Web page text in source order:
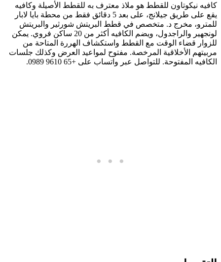
كافيه نيكوتاون للقطط هو ملاذ معترف به للقطط الأصيلة وكافيه
يقع على طريق جيلانج، على بعد 5 دقائق فقط من محطة بايا لابار
للمترو، مخرج د. متخصص في قطط البريتش شورثير والبريتش
لونجهير والراجدول، ويضم الكافيه أكثر من 20 ساكن فروي. يمكن
للزوار قضاء الوقت مع القطط واستكشاف الهررة المتاحة من
مربيتهم الأخلاقية المرخصة. مفتوح لمواعيد العرض وكذلك جلسات
الكافيه المفتوحة. للتواصل عبر واتساب على +65 9610 0989.